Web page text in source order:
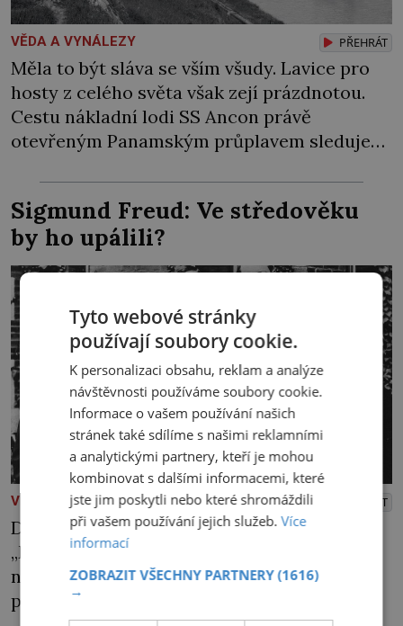
VĚDA A VYNÁLEZY PŘEHRÁT
Měla to být sláva se vším všudy. Lavice pro
hosty z celého světa však zejí prázdnotou.
Cestu nákladní lodi SS Ancon právě
otevřeným Panamským průplavem sleduje
války, lidé proto o jednu z největších staveb v
dějinách ztrácejí zájem. Byla to bída. Když
Američané v roce 1904 převzali od […]
Sigmund Freud: Ve středověku
by ho upálili?
VĚDA A VYNÁLEZY PŘEHRÁT
Dlouhá léta odmítá brát léky proti bolesti.
„Musím bádat s čistou hlavou,“ tvrdí. Pak ale
nastane chvíle, kdy už nemůže dál, a
poslední dávka morfinu je pro něj
Tyto webové stránky
používají soubory cookie.
K personalizaci obsahu, reklam a analýze
návštěvnosti používáme soubory cookie.
Informace o vašem používání našich
stránek také sdílíme s našimi reklamními
a analytickými partnery, kteří je mohou
kombinovat s dalšími informacemi, které
jste jim poskytli nebo které shromáždili
při vašem používání jejich služeb.Více
informací
ZOBRAZIT VŠECHNY PARTNERY(1616)
→